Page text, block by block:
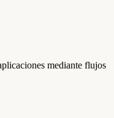
mediante flujos